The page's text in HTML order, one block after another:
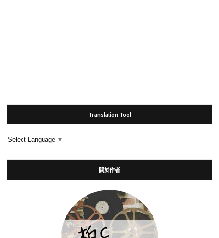
Translation Tool
Select Language ▼
關於作者